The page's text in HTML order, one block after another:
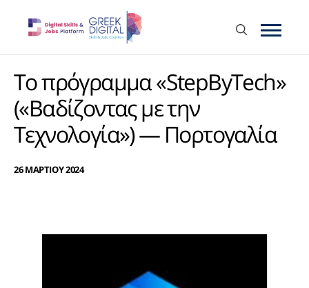
Το πρόγραμμα «StepByTech»
(«Βαδίζοντας με την
Τεχνολογία») — Πορτογαλία
26 ΜΑΡΤΙΟΥ 2024